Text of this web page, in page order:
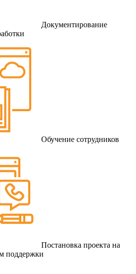
Документирование
Обучение сотрудников
Постановка проекта на
поддержки